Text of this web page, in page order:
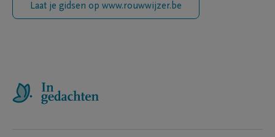
Laat je gidsen op www.rouwwijzer.be